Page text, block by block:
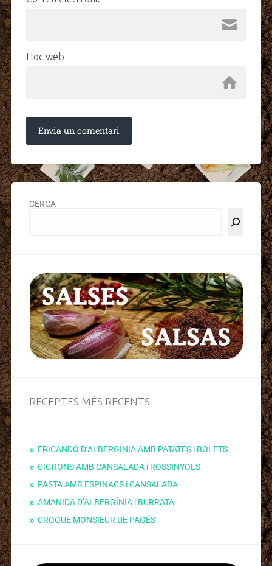
Lloc web
CERCA
RECEPTES MÉS RECENTS
FRICANDÓ D’ALBERGÍNIA AMB PATATES i BOLETS
CIGRONS AMB CANSALADA i ROSSINYOLS
PASTA AMB ESPINACS i CANSALADA
AMANIDA D’ALBERGÍNIA i BURRATA
CROQUE MONSIEUR DE PAGÈS